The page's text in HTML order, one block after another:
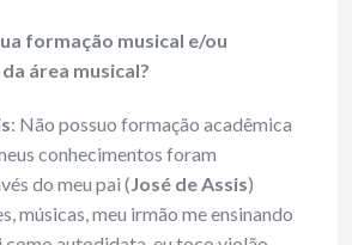
formação musical e/ou
área musical?
: Não possuo formação acadêmica
conhecimentos foram
do meu pai (José de Assis)
músicas, meu irmão me ensinando